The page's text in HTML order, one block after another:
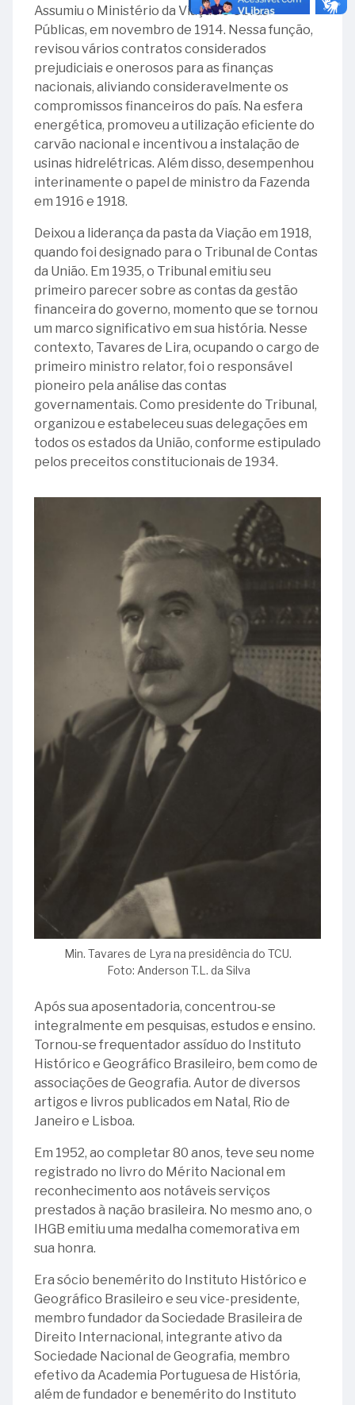
Assumiu o Ministério da Viação e Obras
Públicas, em novembro de 1914. Nessa função,
revisou vários contratos considerados
prejudiciais e onerosos para as finanças
nacionais, aliviando consideravelmente os
compromissos financeiros do país. Na esfera
energética, promoveu a utilização eficiente do
carvão nacional e incentivou a instalação de
usinas hidrelétricas. Além disso, desempenhou
interinamente o papel de ministro da Fazenda
em 1916 e 1918.
Deixou a liderança da pasta da Viação em 1918,
quando foi designado para o Tribunal de Contas
da União. Em 1935, o Tribunal emitiu seu
primeiro parecer sobre as contas da gestão
financeira do governo, momento que se tornou
um marco significativo em sua história. Nesse
contexto, Tavares de Lira, ocupando o cargo de
primeiro ministro relator, foi o responsável
pioneiro pela análise das contas
governamentais. Como presidente do Tribunal,
organizou e estabeleceu suas delegações em
todos os estados da União, conforme estipulado
pelos preceitos constitucionais de 1934.
Min. Tavares de Lyra na presidência do TCU.
Foto: Anderson T.L. da Silva
Após sua aposentadoria, concentrou-se
integralmente em pesquisas, estudos e ensino.
Tornou-se frequentador assíduo do Instituto
Histórico e Geográfico Brasileiro, bem como de
associações de Geografia. Autor de diversos
artigos e livros publicados em Natal, Rio de
Janeiro e Lisboa.
Em 1952, ao completar 80 anos, teve seu nome
registrado no livro do Mérito Nacional em
reconhecimento aos notáveis serviços
prestados à nação brasileira. No mesmo ano, o
IHGB emitiu uma medalha comemorativa em
sua honra.
Era sócio benemérito do Instituto Histórico e
Geográfico Brasileiro e seu vice-presidente,
membro fundador da Sociedade Brasileira de
Direito Internacional, integrante ativo da
Sociedade Nacional de Geografia, membro
efetivo da Academia Portuguesa de História,
além de fundador e benemérito do Instituto